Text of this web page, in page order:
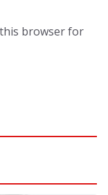
this browser for